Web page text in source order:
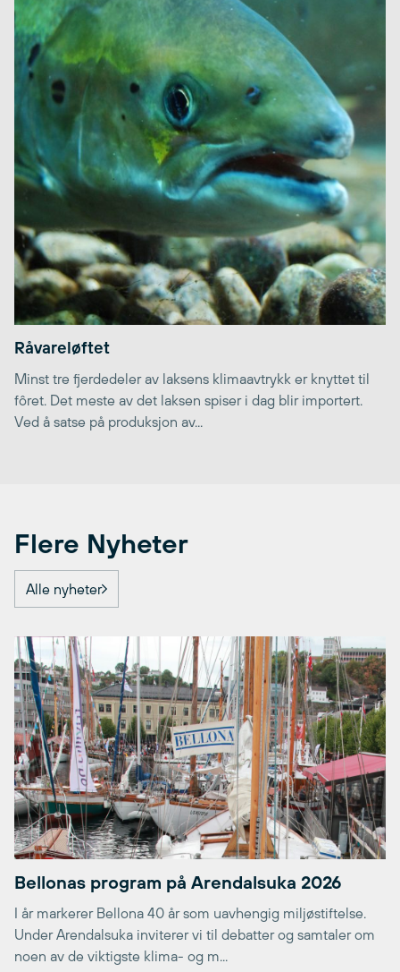
Råvareløftet
Minst tre fjerdedeler av laksens klimaavtrykk er knyttet til
fôret. Det meste av det laksen spiser i dag blir importert.
Ved å satse på produksjon av...
Flere Nyheter
Alle nyheter
Bellonas program på Arendalsuka 2026
I år markerer Bellona 40 år som uavhengig miljøstiftelse.
Under Arendalsuka inviterer vi til debatter og samtaler om
noen av de viktigste klima- og m...